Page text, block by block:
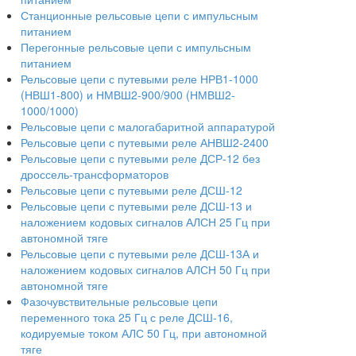
Станционные рельсовые цепи с импульсным
питанием
Перегонные рельсовые цепи с импульсным
питанием
Рельсовые цепи с путевыми реле НРВ1-1000
(НВШ1-800) и НМВШ2-900/900 (НМВШ2-
1000/1000)
Рельсовые цепи с малогабаритной аппаратурой
Рельсовые цепи с путевыми реле АНВШ2-2400
Рельсовые цепи с путевыми реле ДСР-12 без
дроссель-трансформаторов
Рельсовые цепи с путевыми реле ДСШ-12
Рельсовые цепи с путевыми реле ДСШ-13 и
наложением кодовых сигналов АЛСН 25 Гц при
автономной тяге
Рельсовые цепи с путевыми реле ДСШ-13А и
наложением кодовых сигналов АЛСН 50 Гц при
автономной тяге
Фазочувствительные рельсовые цепи
переменного тока 25 Гц с реле ДСШ-16,
кодируемые током АЛС 50 Гц, при автономной
тяге